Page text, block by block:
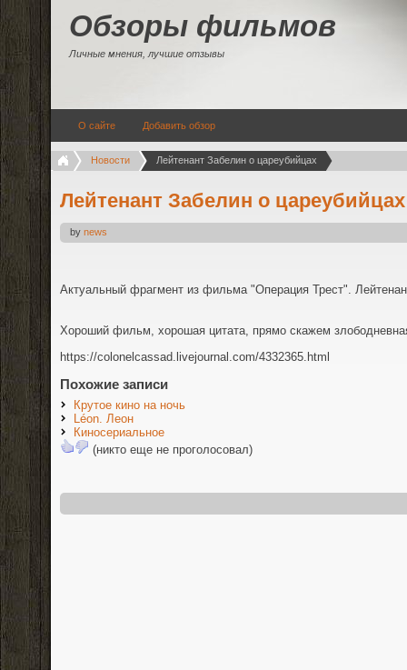
Обзоры фильмов
Личные мнения, лучшие отзывы
О сайте Добавить обзор
Новости Лейтенант Забелин о цареубийцах
Лейтенант Забелин о цареубийцах
by news
Актуальный фрагмент из фильма "Операция Трест".
Хороший фильм, хорошая цитата, прямо скажем
https://colonelcassad.livejournal.com/4332365.html
Похожие записи
Крутое кино на ночь
Léon. Леон
Киносериальное
(никто еще не проголосовал)